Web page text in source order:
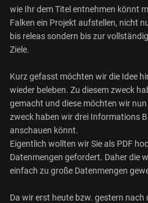
wie Ihr dem Titel entnehmen könnt
Falken ein Projekt aufstellen, nicht
bis releas sondern bis zur
Ziele.
Kurz gefasst möchten wir die Idee
wieder beleben. Zu diesem zweck
gemacht und diese möchten wir
zweck haben wir drei Informations
anschauen könnt.
Eigentlich wollten wir Sie als PDF
Datenmengen gefordert. Daher die
einfach zu große Datenmengen
Da wir erst heute bzw. gestern